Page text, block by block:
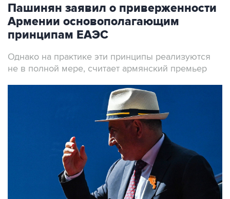
Пашинян заявил о приверженности
Армении основополагающим
принципам ЕАЭС
Однако на практике эти принципы реализуются
не в полной мере, считает армянский премьер